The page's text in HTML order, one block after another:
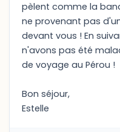
pèlent comme la
ne provenant pas
devant vous ! En
n'avons pas été
de voyage au Pérou !
Bon séjour,
Estelle